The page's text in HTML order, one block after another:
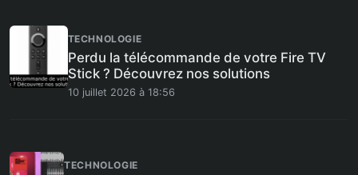
TECHNOLOGIE
Perdu la télécommande de votre Fire TV
Stick ? Découvrez nos solutions
10 juillet 2026 à 18:56
TECHNOLOGIE